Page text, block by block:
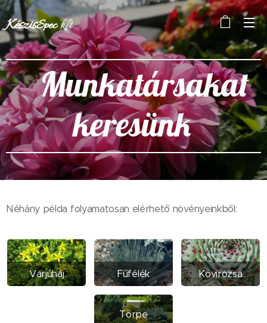
KészisSpeckft
Munkatársakat
keresünk
Néhány példa folyamatosan elérhető növényeinkből:
Varjúháj Fűfélék Kövirózsa
Törpe